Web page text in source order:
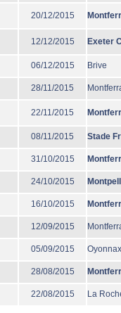
20/12/2015
12/12/2015 Exeter
06/12/2015 Brive
28/11/2015
22/11/2015
08/11/2015 Stade
31/10/2015
24/10/2015
16/10/2015
12/09/2015
05/09/2015 Oyonnax
28/08/2015
22/08/2015 La